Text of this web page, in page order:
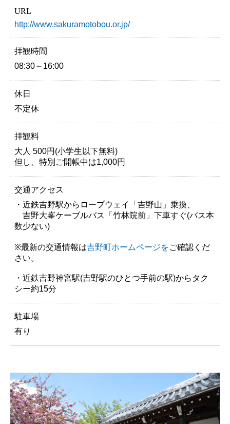
URL
http://www.sakuramotobou.or.jp/
拝観時間
08:30～16:00
休日
不定休
拝観料
大人 500円(小学生以下無料)
但し、特別ご開帳中は1,000円
交通アクセス
・近鉄吉野駅からロープウェイ「吉野山」乗換、
吉野大峯ケーブルバス「竹林院前」下車すぐ(バス本
数少ない)
※最新の交通情報は吉野町ホームページをご確認くだ
さい。
・近鉄吉野神宮駅(吉野駅のひとつ手前の駅)からタク
シー約15分
駐車場
有り